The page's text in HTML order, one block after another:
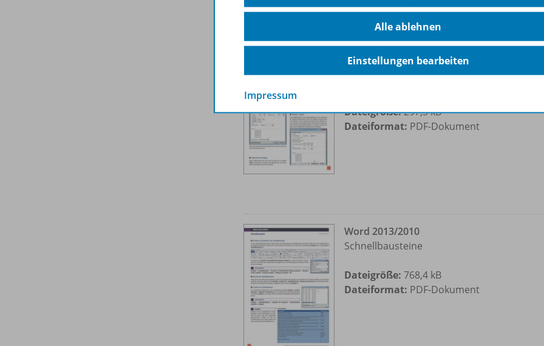
Textverarbeitung mit Word 2013/
2010
Dateigröße:297,3 kB
Dateiformat: PDF-Dokument
Word 2013/2010
Schnellbausteine
Dateigröße: 768,4 kB
Dateiformat: PDF-Dokument
Alle ablehnen
Einstellungen bearbeiten
Impressum